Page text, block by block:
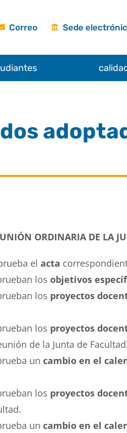
Correo Sede
ORDINARIA DE LA
el acta
los objetivos
los proyectos
los proyectos
de la Junta de
un cambio en el
los proyectos
un cambio en el